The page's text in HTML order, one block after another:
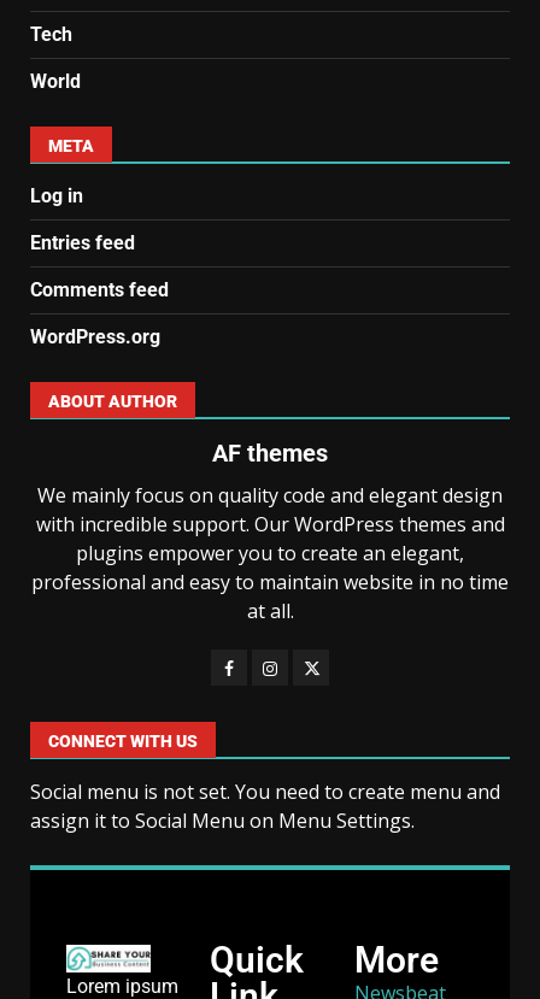
Tech
World
META
Log in
Entries feed
Comments feed
WordPress.org
ABOUT AUTHOR
AF themes
We mainly focus on quality code and elegant design
with incredible support. Our WordPress themes and
plugins empower you to create an elegant,
professional and easy to maintain website in no time
at all.
CONNECT WITH US
Social menu is not set. You need to create menu and
assign it to Social Menu on Menu Settings.
Lorem ipsum
Quick
More
Newsbeat